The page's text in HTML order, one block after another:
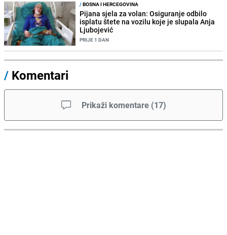
/BOSNA I HERCEGOVINA
Pijana sjela za volan: Osiguranje odbilo
isplatu štete na vozilu koje je slupala Anja
Ljubojević
PRIJE 1 DAN
/ Komentari
Prikaži komentare (17)